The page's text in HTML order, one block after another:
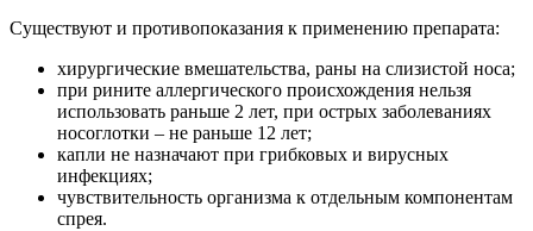
Существуют и противопоказания к применению препарата:
хирургические вмешательства, раны на слизистой носа;
при рините аллергического происхождения нельзя
использовать раньше 2 лет, при острых заболеваниях
носоглотки – не раньше 12 лет;
капли не назначают при грибковых и вирусных
инфекциях;
чувствительность организма к отдельным компонентам
спрея.